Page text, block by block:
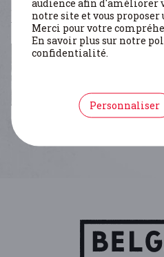
Stamberger Janiv-
audience afin d'améliorer
notre site et vous
Merci pour votre
En savoir plus sur notre
confidentialité.
Personnaliser